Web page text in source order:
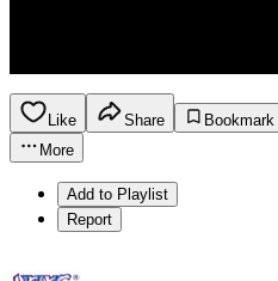
Like Share
Bookmark
More
Add to Playlist
Report